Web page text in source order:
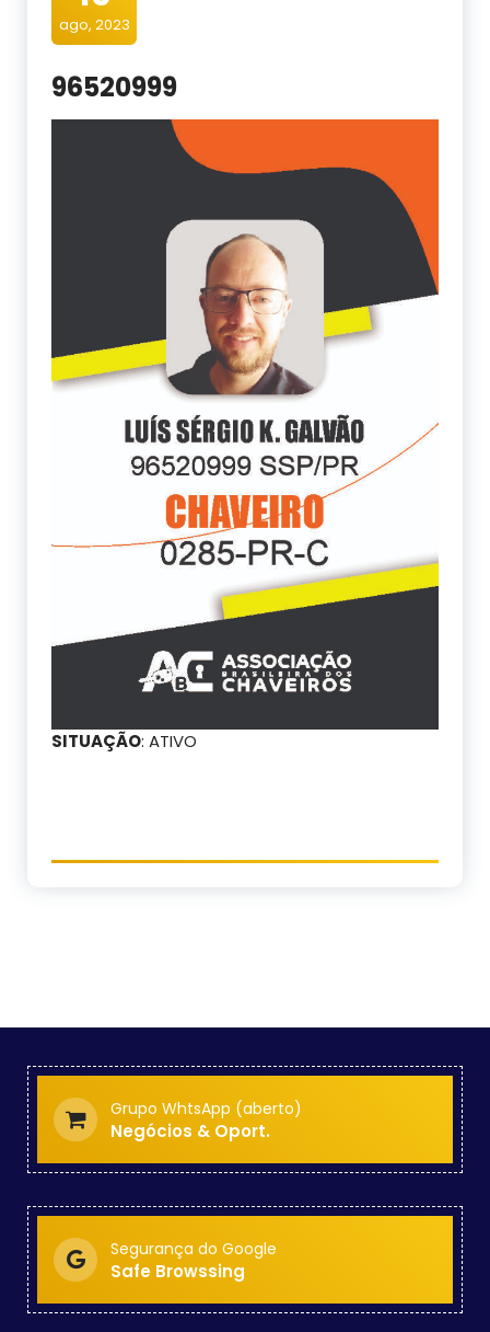
ago, 2023
96520999
SITUAÇÃO: ATIVO
Grupo WhtsApp (aberto)
Negócios & Oport.
Segurança do Google
Safe Browssing